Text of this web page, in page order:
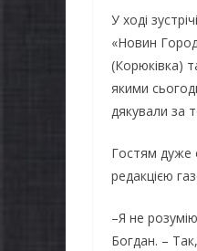
У ході
«Новин
(Корюківка)
якими
дякували за
Гостям дуже
редакцією
–Я не
Богдан. –